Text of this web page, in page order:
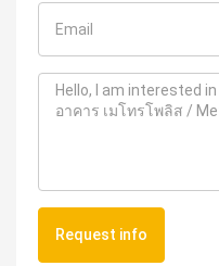
Request info